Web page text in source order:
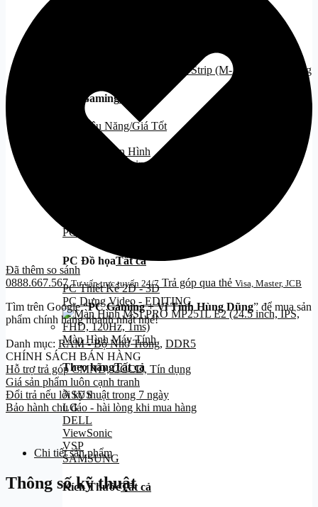
PC Gaming
PC Gaming
PC Hiệu Năng/Giá Tốt
PC Kèm Màn Hình
PC Stream Gaming
PC AMD
PC Đồ họaTất cả
PC Thiết Kế 2D - 3D
PC Dựng Video - EDITING
Màn Hình Máy Tính
Theo hãngTất cả
ASUS
LG
DELL
ViewSonic
VSP
SAMSUNG
Kích ThướcTất cả
Đã thêm so sánh
0888.667.567 Tư vấn trực tuyến 24/7 Trả góp qua thẻ Visa, Master, JCB
Tìm trên Google “PC Gaming+Vi Tính Hùng Dũng” để mua sản
phẩm chính hãng nhanh nhất nhé!
Danh mục: RAM - Bộ Nhớ Trong, DDR5
CHÍNH SÁCH BÁN HÀNG
Hỗ trợ trả góp CMND, CCCD, Tín dụng
Giá sản phẩm luôn cạnh tranh
Đổi trả nếu lỗi kỹ thuật trong 7 ngày
Bảo hành chu đáo - hài lòng khi mua hàng
Chi tiết sản phẩm
Thông số kỹ thuật